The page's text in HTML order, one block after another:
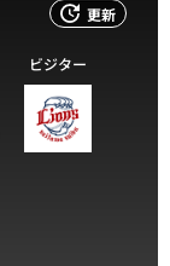
更新
ビジター